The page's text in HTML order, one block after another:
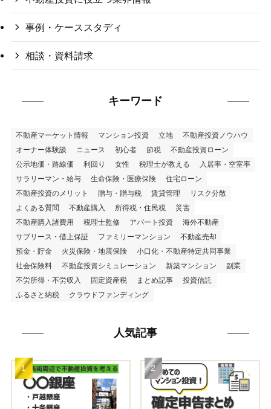
事例・ケーススタディ
相談・資料請求
キーワード
不動産マーケット情報 マンション投資 立地
不動産投資ノウハウ
オーナー体験談
ニュース 初心者 節税
不動産投資ローン
公示地価・路線価
利回り 女性 税理士が教える
入居率・空室率
サラリーマン・給与
生命保険・医療保険
住宅ローン
不動産投資のメリット
贈与・贈与税 賃貸管理
リスク分散
よくある質問
不動産購入 所得税・住民税
災害
不動産購入諸費用
税理士監修 アパート投資
海外不動産
サブリース・借上保証
ファミリーマンション
不動産売却
預金・貯金
火災保険・地震保険
小口化・不動産特定共同事業
社会保険料
不動産投資シミュレーション 新築マンション
副業
不労所得・不労収入
固定資産税 まとめ記事
投資信託
ふるさと納税
クラウドファンディング
人気記事